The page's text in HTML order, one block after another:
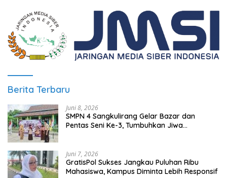
Berita Terbaru
Juni 8, 2026
SMPN 4 Sangkulirang Gelar Bazar dan
Pentas Seni Ke-3, Tumbuhkan Jiwa
Juni 7, 2026
GratisPol Sukses Jangkau Puluhan Ribu
Mahasiswa, Kampus Diminta Lebih Responsif